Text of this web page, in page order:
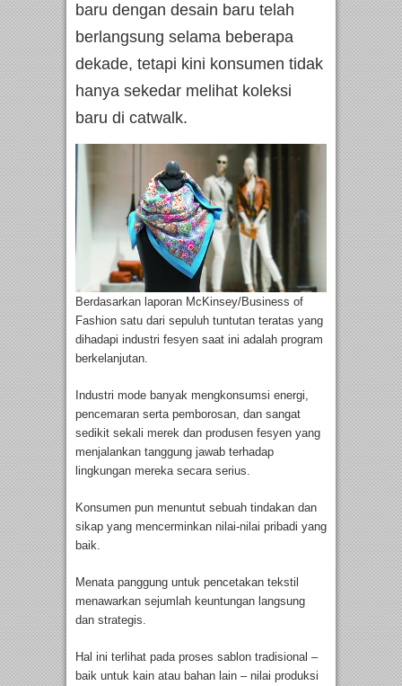
baru dengan desain baru telah
berlangsung selama beberapa
dekade, tetapi kini konsumen tidak
hanya sekedar melihat koleksi
baru di catwalk.
Berdasarkan laporan McKinsey/Business of
Fashion satu dari sepuluh tuntutan teratas yang
dihadapi industri fesyen saat ini adalah program
berkelanjutan.
Industri mode banyak mengkonsumsi energi,
pencemaran serta pemborosan, dan sangat
sedikit sekali merek dan produsen fesyen yang
menjalankan tanggung jawab terhadap
lingkungan mereka secara serius.
Konsumen pun menuntut sebuah tindakan dan
sikap yang mencerminkan nilai-nilai pribadi yang
baik.
Menata panggung untuk pencetakan tekstil
menawarkan sejumlah keuntungan langsung
dan strategis.
Hal ini terlihat pada proses sablon tradisional –
baik untuk kain atau bahan lain – nilai produksi